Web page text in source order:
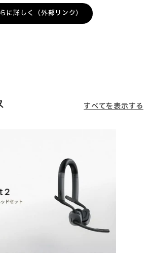
に詳しく（外部リンク）
すべてを表示する